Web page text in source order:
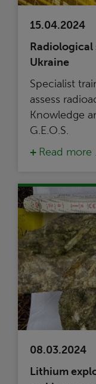
15.04.2024
Ukraine
Specialist
assess
Knowledge
G.E.O.S.
Read more
08.03.2024
Lithium